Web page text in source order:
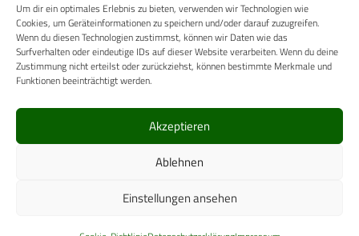
Um dir ein optimales Erlebnis zu bieten, verwenden wir Technologien wie
Cookies, um Geräteinformationen zu speichern und/oder darauf zuzugreifen.
Wenn du diesen Technologien zustimmst, können wir Daten wie das
Surfverhalten oder eindeutige IDs auf dieser Website verarbeiten. Wenn du deine
Zustimmung nicht erteilst oder zurückziehst, können bestimmte Merkmale und
Funktionen beeinträchtigt werden.
Akzeptieren
Ablehnen
Einstellungen ansehen
RECHTLICHES
Datenschutzerklärung
Cookie-Richtlinie (EU)